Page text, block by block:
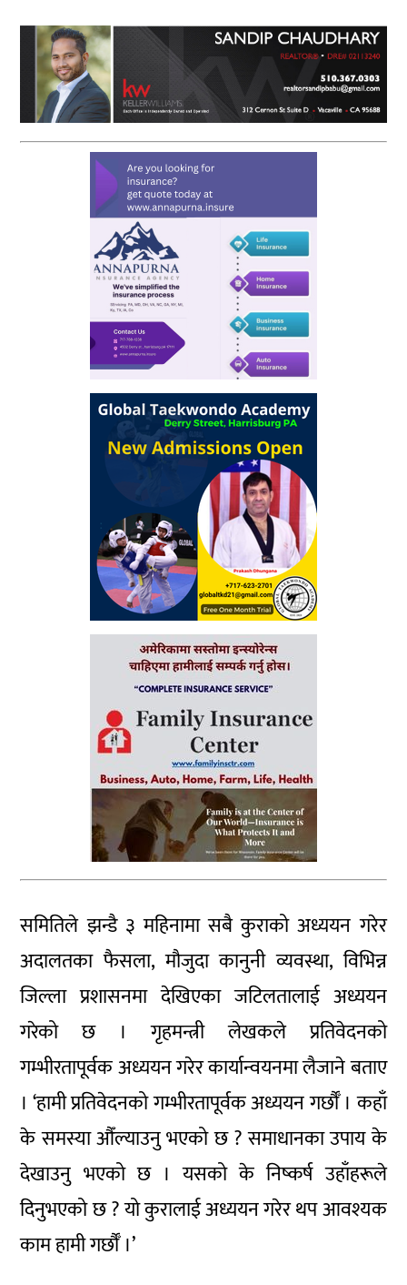
समितिले झन्डै ३ महिनामा सबै कुराको अध्ययन गरेर
अदालतका फैसला, मौजुदा कानुनी व्यवस्था, विभिन्न
जिल्ला प्रशासनमा देखिएका जटिलतालाई अध्ययन
गरेको छ । गृहमन्त्री लेखकले प्रतिवेदनको
गम्भीरतापूर्वक अध्ययन गरेर कार्यान्वयनमा लैजाने बताए
। ‘हामी प्रतिवेदनको गम्भीरतापूर्वक अध्ययन गर्छौँ । कहाँ
के समस्या औँल्याउनु भएको छ ? समाधानका उपाय के
देखाउनु भएको छ । यसको के निष्कर्ष उहाँहरूले
दिनुभएको छ ? यो कुरालाई अध्ययन गरेर थप आवश्यक
काम हामी गर्छौँ ।’